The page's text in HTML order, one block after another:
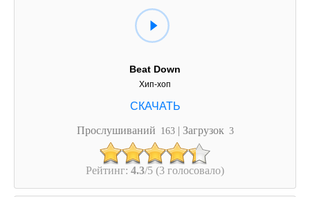
Beat Down
Хип-хоп
Прослушиваний 163 | Загрузок 3
Рейтинг: 4.3/5 (3 голосовало)